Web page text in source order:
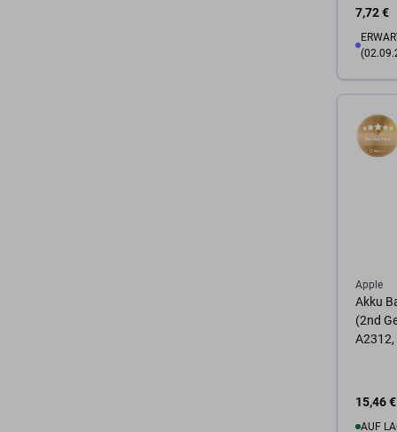
7,72 €
Zum
Apple
Akku
(2nd
A2312,
15,46 €
AUF